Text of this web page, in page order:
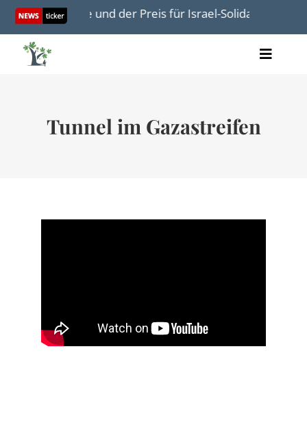
Skip
content
und der Preis für Israel-Solidarität
Toggle
BücherTunnel im Gazastreifen